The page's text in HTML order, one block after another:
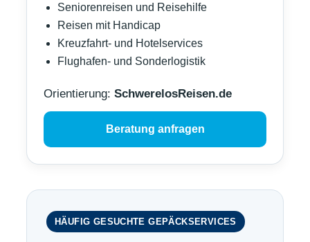
Seniorenreisen und Reisehilfe
Reisen mit Handicap
Kreuzfahrt- und Hotelservices
Flughafen- und Sonderlogistik
Orientierung: SchwerelosReisen.de
Beratung anfragen
HÄUFIG GESUCHTE GEPÄCKSERVICES